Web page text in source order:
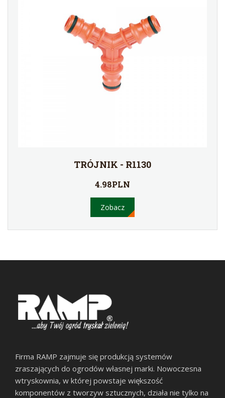
TRÓJNIK - R1130
4.98PLN
Zobacz
Firma RAMP zajmuje się produkcją systemów
zraszających do ogrodów własnej marki. Nowoczesna
wtryskownia, w której powstaje większość
komponentów z tworzyw sztucznych, działa nie tylko na